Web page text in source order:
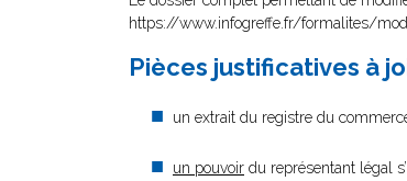
https://www.infogreffe.fr/formalites/
Pièces justificatives à
un extrait du registre du
un pouvoir du représentant légal